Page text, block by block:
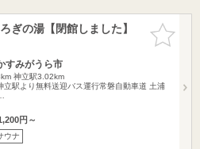
お気に入
りに追加
ぎの湯【閉館しました】
すみがうら市
神立駅3.02km
立駅より無料送迎バス運行常磐自動車道 土浦
円～
ウナ